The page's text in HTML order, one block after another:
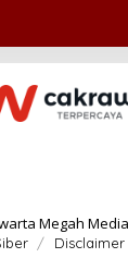
Megah
Disclaimer